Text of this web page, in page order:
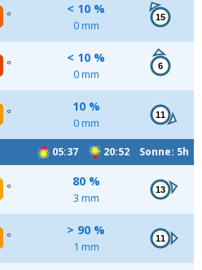
°
< 10 %
0 mm
15
°
< 10 %
0 mm
6
°
10 %
0 mm
11
05:37 20:52 Sonne: 5h
°
80 %
3 mm
13
°
> 90 %
1 mm
11